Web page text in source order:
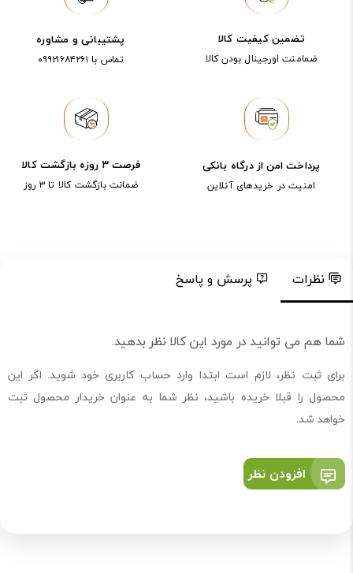
تضمین کیفیت کالا
ضمامنت اورجینال بودن کالا
پشتیبانی و مشاوره
تماس با ۰۹۹۲۱۶۸۴۲۶۱
پرداخت امن از درگاه بانکی
امنیت در خریدهای آنلاین
فرصت ۳ روزه بازگشت کالا
ضمانت بازگشت کالا تا ۳ روز
نظرات پرسش و پاسخ
شما هم می توانید در مورد این کالا نظر بدهید.
برای ثبت نظر، لازم است ابتدا وارد حساب کاربری خود شوید. اگر این
محصول را قبلا خریده باشید، نظر شما به عنوان خریدار محصول ثبت
خواهد شد.
افزودن نظر